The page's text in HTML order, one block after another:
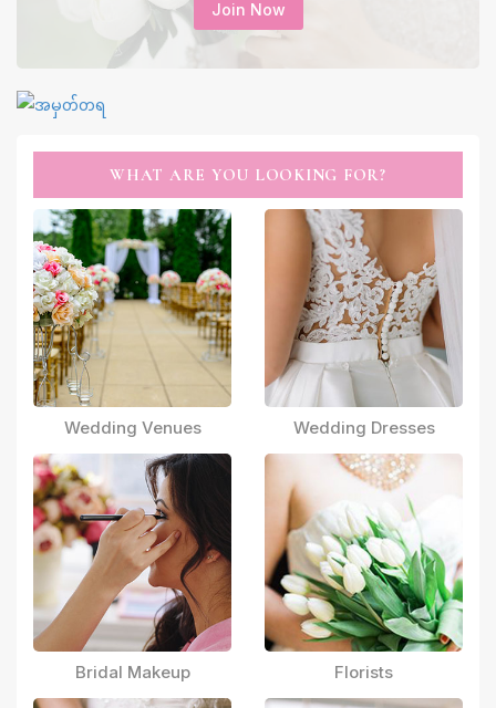
Join Now
WHAT ARE YOU LOOKING FOR?
Wedding Venues Wedding Dresses
Bridal Makeup Florists